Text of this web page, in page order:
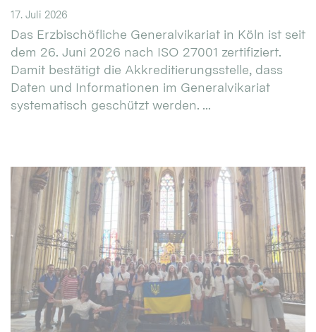
17. Juli 2026
Das Erzbischöfliche Generalvikariat in Köln ist seit
dem 26. Juni 2026 nach ISO 27001 zertifiziert.
Damit bestätigt die Akkreditierungsstelle, dass
Daten und Informationen im Generalvikariat
systematisch geschützt werden. ...